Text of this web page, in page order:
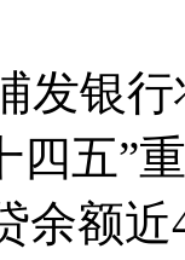
发银
四五”
余额